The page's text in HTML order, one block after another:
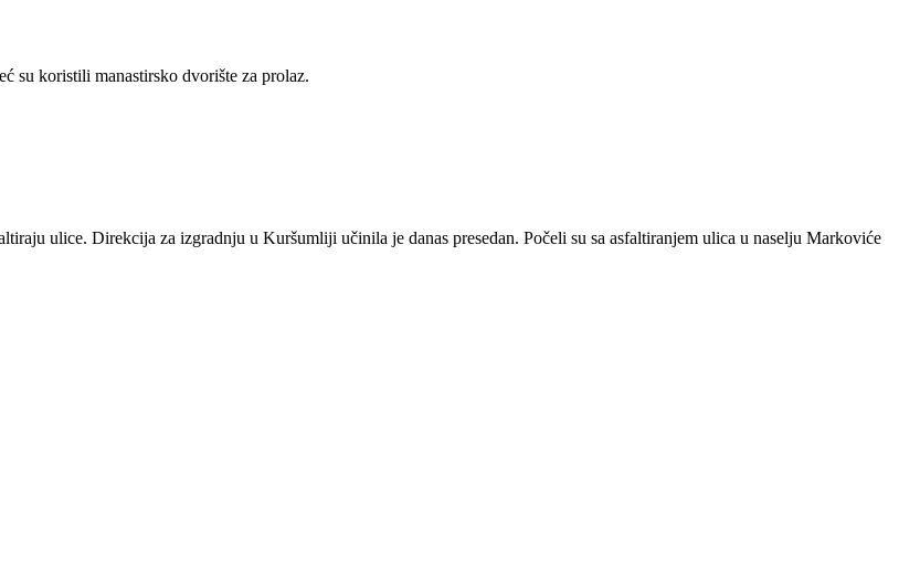
su koristili manastirsko dvorište za prolaz.
ulice. Direkcija za izgradnju u Kuršumliji učinila je danas presedan. Počeli su sa asfaltiranjem ulica u naselju Markoviće